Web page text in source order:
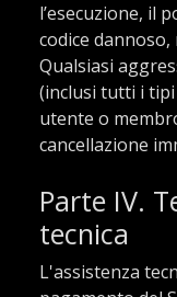
l’esecuzione, il
codice
Qualsiasi
(inclusi tutti i tipi
utente o
cancellazione
Parte IV.
tecnica
L'assistenza